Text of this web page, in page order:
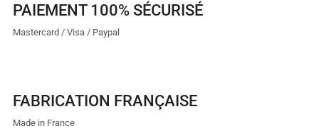
PAIEMENT 100% SÉCURISÉ
Mastercard / Visa / Paypal
FABRICATION FRANÇAISE
Made in France